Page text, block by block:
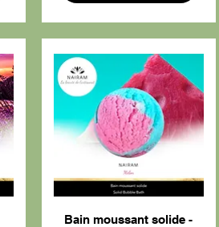
Aperçu rapide
Bain moussant solide -